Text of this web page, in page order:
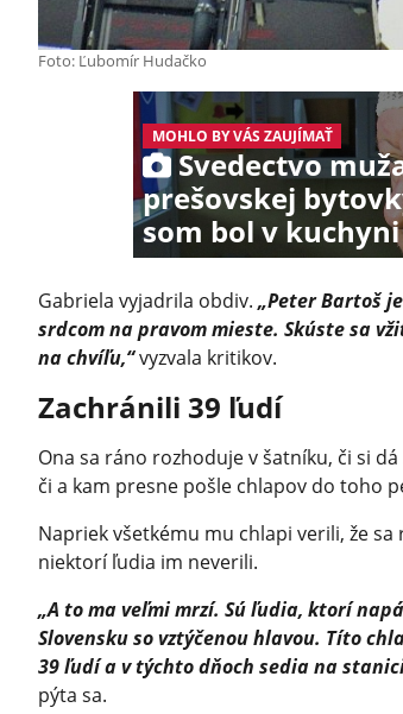
Foto: Ľubomír Hudačko
MOHLO BY VÁS ZAUJÍMAŤ
Svedectvo
prešovskej
som bol v kuchyni
Gabriela vyjadrila obdiv. „Peter Bartoš
srdcom na pravom mieste. Skúste sa
na chvíľu,“vyzvala kritikov.
Zachránili 39 ľudí
Ona sa ráno rozhoduje v šatníku, či si
či a kam presne pošle chlapov do toho
Napriek všetkému mu chlapi verili, že
niektorí ľudia im neverili.
„A to ma veľmi mrzí. Sú ľudia, ktorí
Slovensku so vztýčenou hlavou. Títo
39 ľudí a v týchto dňoch sedia na
pýta sa.